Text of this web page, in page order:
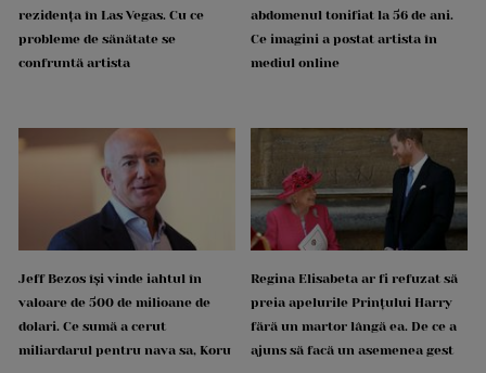
rezidența în Las Vegas. Cu ce
probleme de sănătate se
confruntă artista
abdomenul tonifiat la 56 de ani.
Ce imagini a postat artista în
mediul online
Jeff Bezos își vinde iahtul în
valoare de 500 de milioane de
dolari. Ce sumă a cerut
miliardarul pentru nava sa, Koru
Regina Elisabeta ar fi refuzat să
preia apelurile Prințului Harry
fără un martor lângă ea. De ce a
ajuns să facă un asemenea gest